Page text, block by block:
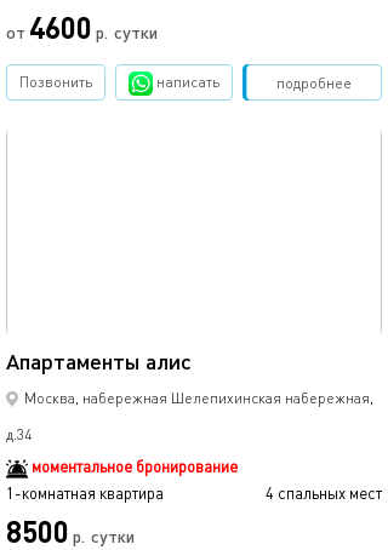
от 4600 р. сутки
подробнее
Позвонить написать Забронировать
Апартаменты алис
Москва, набережная Шелепихинская набережная,
д.34
моментальное бронирование
1-комнатная квартира
4 спальных мест
8500 р. сутки